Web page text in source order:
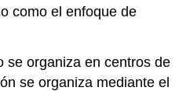
como el enfoque de
se organiza en centros de
se organiza mediante el